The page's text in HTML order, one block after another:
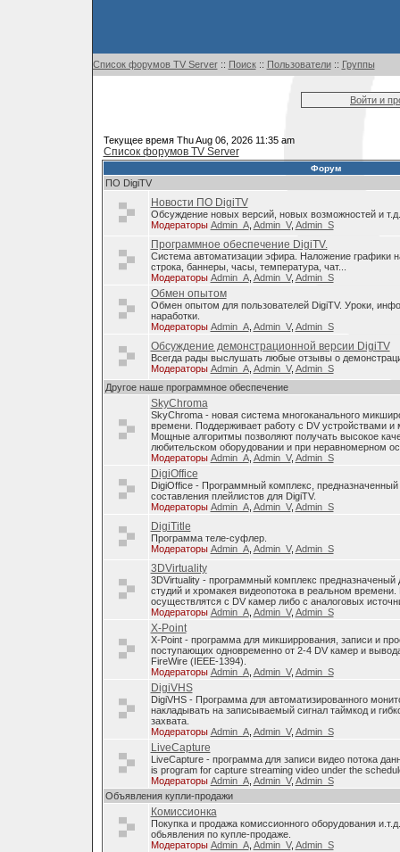
Список форумов TV Server:: Поиск:: Пользователи:: Группы
Войти и
Текущее время Thu Aug 06, 2026 11:35 am
Список форумов TV Server
Форум
ПО DigiTV
Новости ПО DigiTV
Обсуждение новых версий, новых возможностей и т.д.
Модераторы Admin_A, Admin_V, Admin_S
Программное обеспечение DigiTV.
Система автоматизации эфира. Наложение графики
строка, баннеры, часы, температура, чат...
Модераторы Admin_A, Admin_V, Admin_S
Обмен опытом
Обмен опытом для пользователей DigiTV. Уроки,
наработки.
Модераторы Admin_A, Admin_V, Admin_S
Обсуждение демонстрационной версии DigiTV
Всегда рады выслушать любые отзывы о
Модераторы Admin_A, Admin_V, Admin_S
Другое наше программное обеспечение
SkyChroma
SkyChroma - новая система многоканального
времени. Поддерживает работу с DV устройствами
Мощные алгоритмы позволяют получать высокое
любительском оборудовании и при неравномерном
Модераторы Admin_A, Admin_V, Admin_S
DigiOffice
DigiOffice - Программный комплекс, предназначенный
составления плейлистов для DigiTV.
Модераторы Admin_A, Admin_V, Admin_S
DigiTitle
Программа теле-суфлер.
Модераторы Admin_A, Admin_V, Admin_S
3DVirtuality
3DVirtuality - программный комплекс предназначеный
студий и хромакея видеопотока в реальном
осуществлятся с DV камер либо с аналоговых
Модераторы Admin_A, Admin_V, Admin_S
X-Point
X-Point - программа для микширрования, записи и
поступающих одновременно от 2-4 DV камер и
FireWire (IEEE-1394).
Модераторы Admin_A, Admin_V, Admin_S
DigiVHS
DigiVHS - Программа для автоматизированного
накладывать на записываемый сигнал таймкод и
захвата.
Модераторы Admin_A, Admin_V, Admin_S
LiveCapture
LiveCapture - программа для записи видео потока
is program for capture streaming video under the
Модераторы Admin_A, Admin_V, Admin_S
Объявления купли-продажи
Комиссионка
Покупка и продажа комиссионного оборудования
обьявления по купле-продаже.
Модераторы Admin_A, Admin_V, Admin_S